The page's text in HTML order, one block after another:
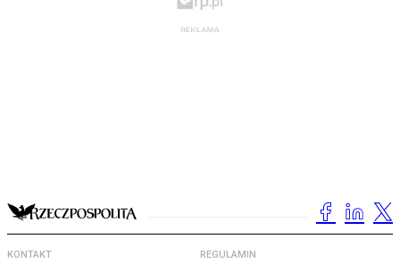
KONTAKT REGULAMIN